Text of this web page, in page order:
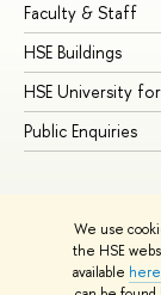
We use
the HSE
available here
Faculty & Staff
HSE Buildings
HSE University
Public Enquiries